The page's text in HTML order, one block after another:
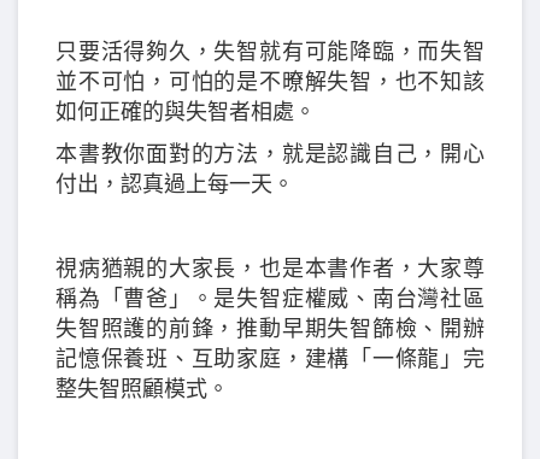
只要活得夠久，失智就有可能降臨，而失智
並不可怕，可怕的是不暸解失智，也不知該
如何正確的與失智者相處。
本書教你面對的方法，就是認識自己，開心
付出，認真過上每一天。
視病猶親的大家長，也是本書作者，大家尊
稱為「曹爸」。是失智症權威、南台灣社區
失智照護的前鋒，推動早期失智篩檢、開辦
記憶保養班、互助家庭，建構「一條龍」完
整失智照顧模式。